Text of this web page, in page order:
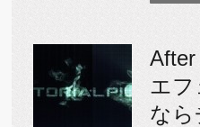
エフ
なら